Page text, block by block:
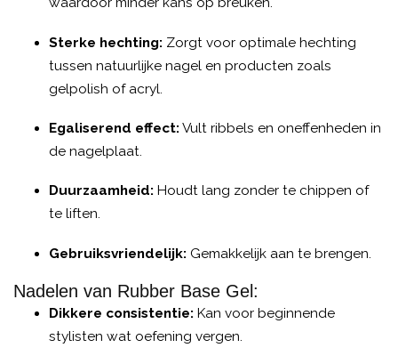
Sterke hechting: Zorgt voor optimale hechting
tussen natuurlijke nagel en producten zoals
gelpolish of acryl.
Egaliserend effect:Vult ribbels en oneffenheden in
de nagelplaat.
Duurzaamheid: Houdt lang zonder te chippen of
te liften.
Gebruiksvriendelijk: Gemakkelijk aan te brengen.
Nadelen van Rubber Base Gel:
Dikkere consistentie: Kan voor beginnende
stylisten wat oefening vergen.